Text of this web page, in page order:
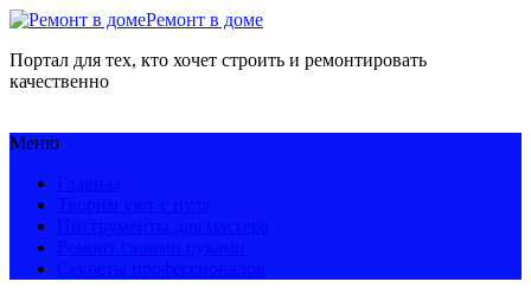
Ремонт в доме
Портал для тех, кто хочет строить и ремонтировать
качественно
Меню